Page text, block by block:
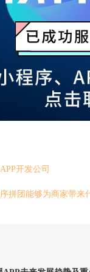
开发公司
拼团能够为商家带来